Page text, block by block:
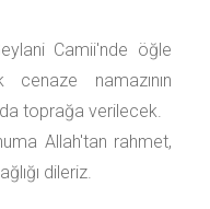
Camii'nde öğle
cenaze namazının
toprağa verilecek.
Allah'tan rahmet,
dileriz.